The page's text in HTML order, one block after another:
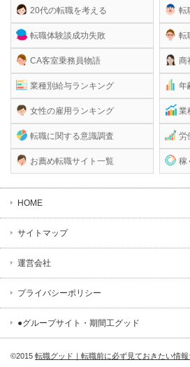
20代の転職を考える
転職体験談成功失敗
CA客室乗務員物語
業種別給与ランキング
女性の雇用ランキング
転職に関する意識調査
お薦め転職サイト一覧
転
転
商
年
業
労
稼
HOME
サイトマップ
運営会社
プライバシーポリシー
●グループサイト・期間工グッド
©2015 転職グッド｜転職前に必ず見ておきたい情報